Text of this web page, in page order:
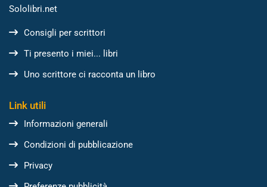
Sololibri.net
Consigli per scrittori
Ti presento i miei... libri
Uno scrittore ci racconta un libro
Link utili
Informazioni generali
Condizioni di pubblicazione
Privacy